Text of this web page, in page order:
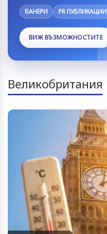
БАНЕРИ PR ПУБЛИКАЦИИ
ВИЖ ВЪЗМОЖНОСТИТЕ
Великобритания